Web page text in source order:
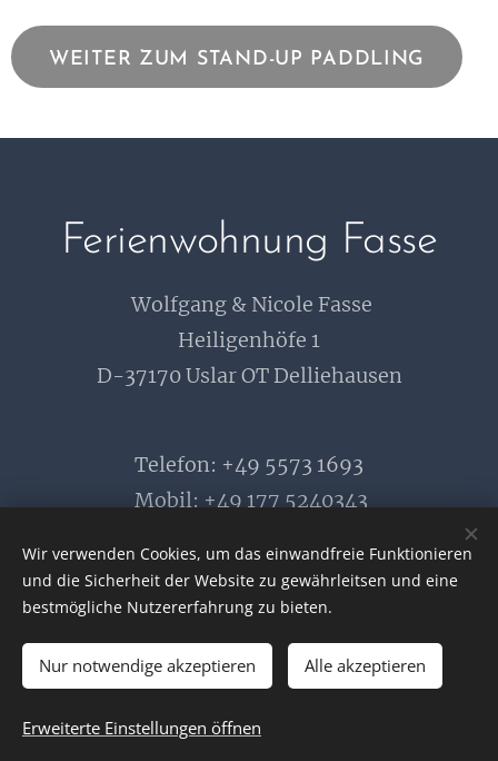
WEITER ZUM STAND-UP PADDLING
Ferienwohnung Fasse
Wolfgang & Nicole Fasse
Heiligenhöfe 1
D-37170 Uslar OT Delliehausen
Telefon: +49 5573 1693
Mobil: +49 177 5240343
© 2026 Ferienwohnung Fasse
Impressum|Datenschutz
Wir verwenden Cookies, um das einwandfreie Funktionieren
und die Sicherheit der Website zu gewährleitsen und eine
bestmögliche Nutzererfahrung zu bieten.
Nur notwendige akzeptieren Alle akzeptieren
Erweiterte Einstellungen öffnen